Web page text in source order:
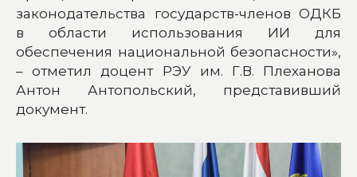
законодательства государств-членов ОДКБ
в области использования ИИ для
обеспечения национальной безопасности»,
– отметил доцент РЭУ им. Г.В. Плеханова
Антон Антопольский, представивший
документ.